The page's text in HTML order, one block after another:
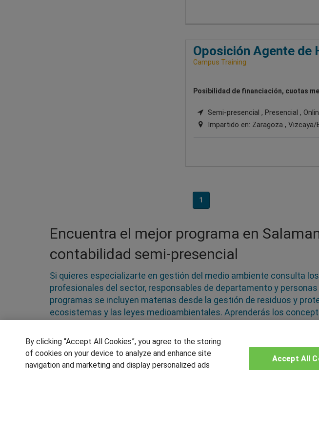
Oposición Agente de
Campus Training
Posibilidad de financiación, cuotas
Semi-presencial , Presencial ,
Impartido en: Zaragoza , Vizcaya/
1
Encuentra el mejor programa en
contabilidad semi-presencial
Si quieres especializarte en gestión del medio ambiente consulta
profesionales del sector, responsables de departamento y
programas se incluyen materias desde la gestión de residuos y
ecosistemas y las leyes medioambientales. Aprenderás los
de actuaciones industriales o ganaderas y para ofrecer
By clicking “Accept All Cookies”, you agree to the storing
of cookies on your device to analyze and enhance site
navigation and marketing and display personalized ads
Accept All